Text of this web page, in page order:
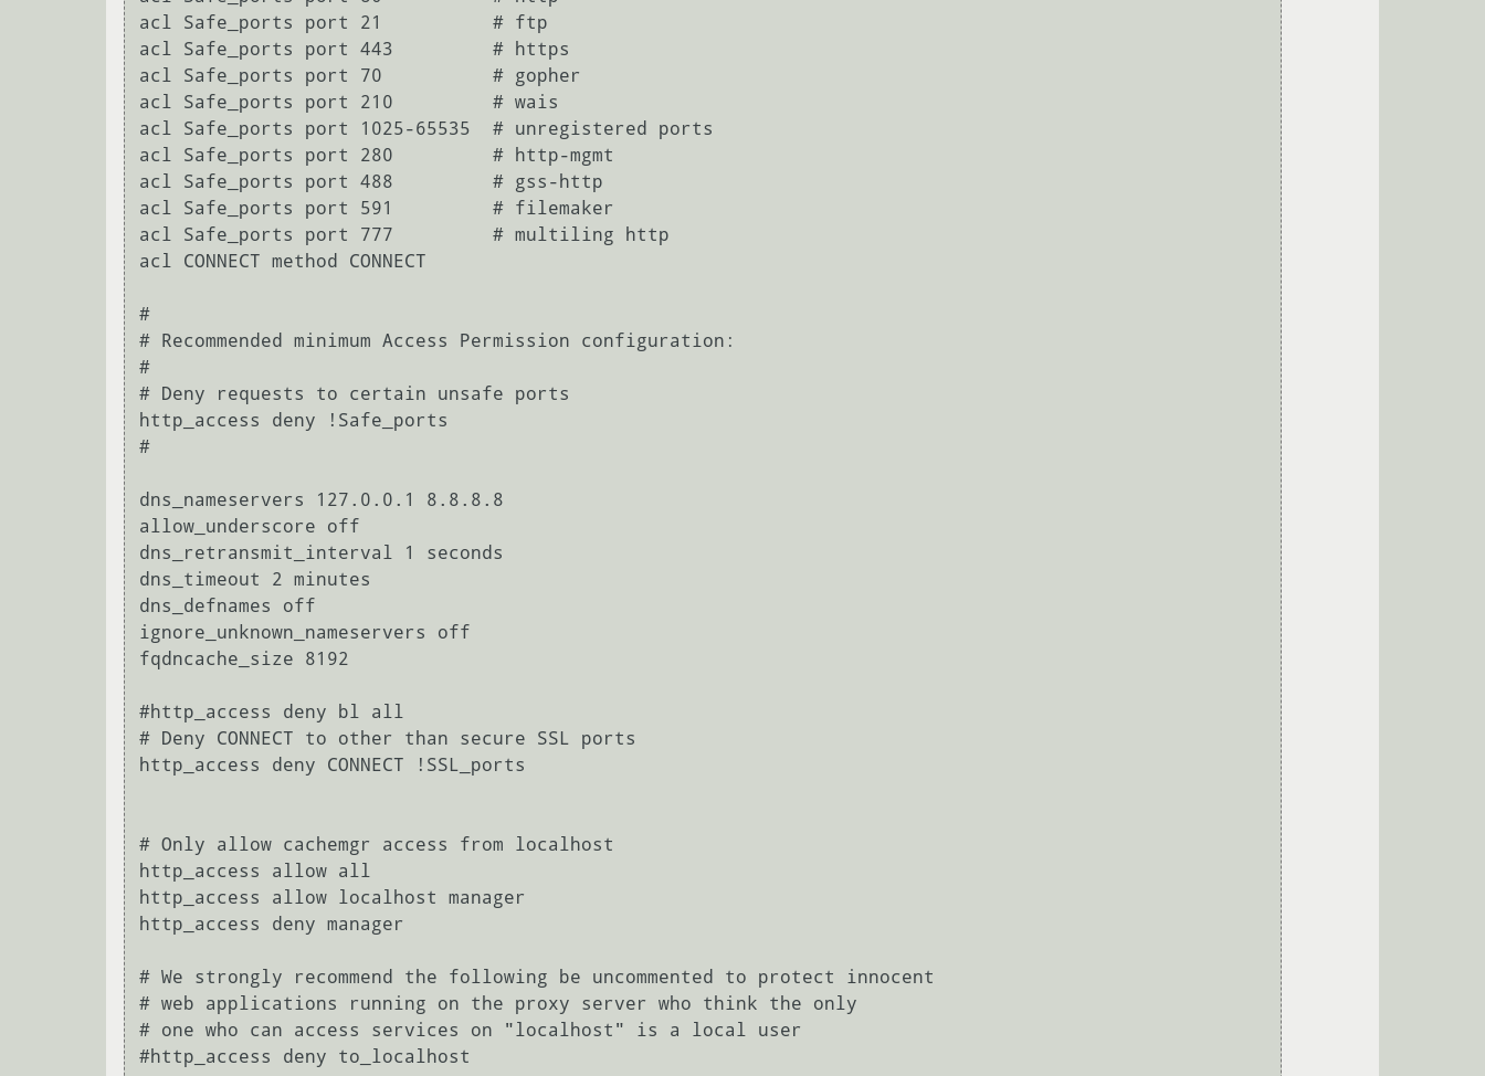
acl Safe_ports port 21		# ftp
acl Safe_ports port 443		# https
acl Safe_ports port 70		# gopher
acl Safe_ports port 210		# wais
acl Safe_ports port 1025-65535	# unregistered ports
acl Safe_ports port 280		# http-mgmt
acl Safe_ports port 488		# gss-http
acl Safe_ports port 591		# filemaker
acl Safe_ports port 777		# multiling http
acl CONNECT method CONNECT
#
# Recommended minimum Access Permission configuration:
#
# Deny requests to certain unsafe ports
http_access deny !Safe_ports
#
dns_nameservers 127.0.0.1 8.8.8.8
allow_underscore off
dns_retransmit_interval 1 seconds
dns_timeout 2 minutes
dns_defnames off
ignore_unknown_nameservers off
fqdncache_size 8192
#http_access deny bl all
# Deny CONNECT to other than secure SSL ports
http_access deny CONNECT !SSL_ports
# Only allow cachemgr access from localhost
http_access allow all
http_access allow localhost manager
http_access deny manager
# We strongly recommend the following be uncommented to protect innocent
# web applications running on the proxy server who think the only
# one who can access services on "localhost" is a local user
#http_access deny to_localhost